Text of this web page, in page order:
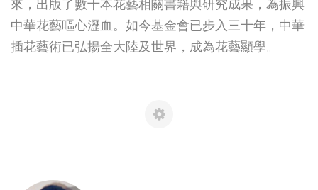
來，出版了數十本花藝相關書籍與研究成果，為振興
中華花藝嘔心瀝血。如今基金會已步入三十年，中華
插花藝術已弘揚全大陸及世界，成為花藝顯學。